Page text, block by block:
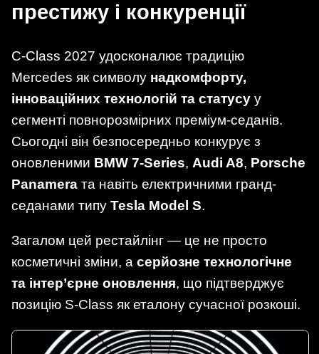
престижу і конкуренції
С-Class 2027 удосконалює традицію
Mercedes як символу надкомфорту,
інноваційних технологій та статусу у
сегменті повнорозмірних преміум-седанів.
Сьогодні він безпосередньо конкурує з
оновленими BMW 7-Series, Audi A8, Porsche
Panamera та навіть електричними гранд-
седанами типу Tesla Model S.
Загалом цей рестайлінг — це не просто
косметичні зміни, а серйозне технологічне
та інтер’єрне оновлення, що підтверджує
позицію S-Class як еталону сучасної розкоші.